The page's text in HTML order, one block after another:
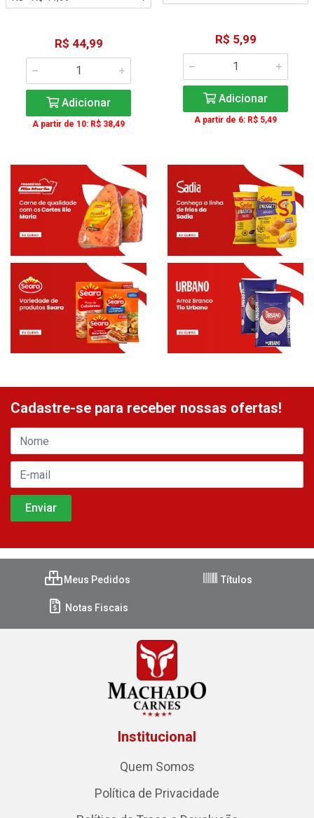
R$ 44,99
Adicionar
A partir de 10: R$ 38,49
R$ 5,99
Adicionar
A partir de 6: R$ 5,49
Cadastre-se para receber nossas ofertas!
Meus Pedidos Títulos
Notas Fiscais
Institucional
Quem Somos
Política de Privacidade